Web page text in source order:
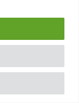
1497
619